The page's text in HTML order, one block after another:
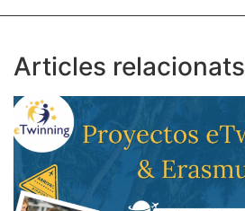
Articles relacionats